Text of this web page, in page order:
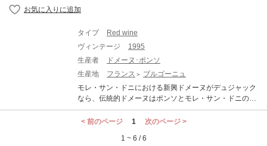
メーヌ参画している。醸造に関しては支配人代理も務め
ラン・ポンソと同じ哲学をもち、スタイルに変化はな
い。 「モレ・サン・ドニ 1er クロ・デ・モン・リュイザ
ン」は、05年にようやくINAOの許可が下り、アリゴテ1
00%が認められることになった。畑はクロ・ド・ラ・ロ
ッシュの上で非常に表土が薄い。古樽での発酵だが、窒
この白ワインは独特の風味。まずアリゴテとわかる人は
いない。複雑で力強く、それでミネラルによるエレガン
酵(樽/タンク)：小樽、使用酵母：天然酵母、熟成(樽【新
樽率】/タンク)：0%、熟成期間：18ヶ月、マロラクティ
タイプ
Red wine
ヴィンテージ
1995
生産者
ドメーヌ･ポンソ
生産地
フランス
ブルゴーニュ
モレ・サン・ドニにおける新興ドメーヌがデュジャック
なら、伝統的ドメーヌはポンソとモレ・サン・ドニの双
璧をなす大ドメーヌ。その歴史はデュジャックより100
年も遡ります。 2017年、モレ・サン・ドニ村長も務めた
ーヌを去り、現在、ローランの妹ローズ・マリーが5代目
< 前のページ 1
次のページ >
1 ~ 6 / 6